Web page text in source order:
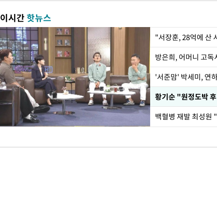
이시간핫뉴스
"서장훈, 28억에 산
방은희, 어머니 고
'서준맘' 박세미, 연
황기순 "원정도박
백혈병 재발 최성원